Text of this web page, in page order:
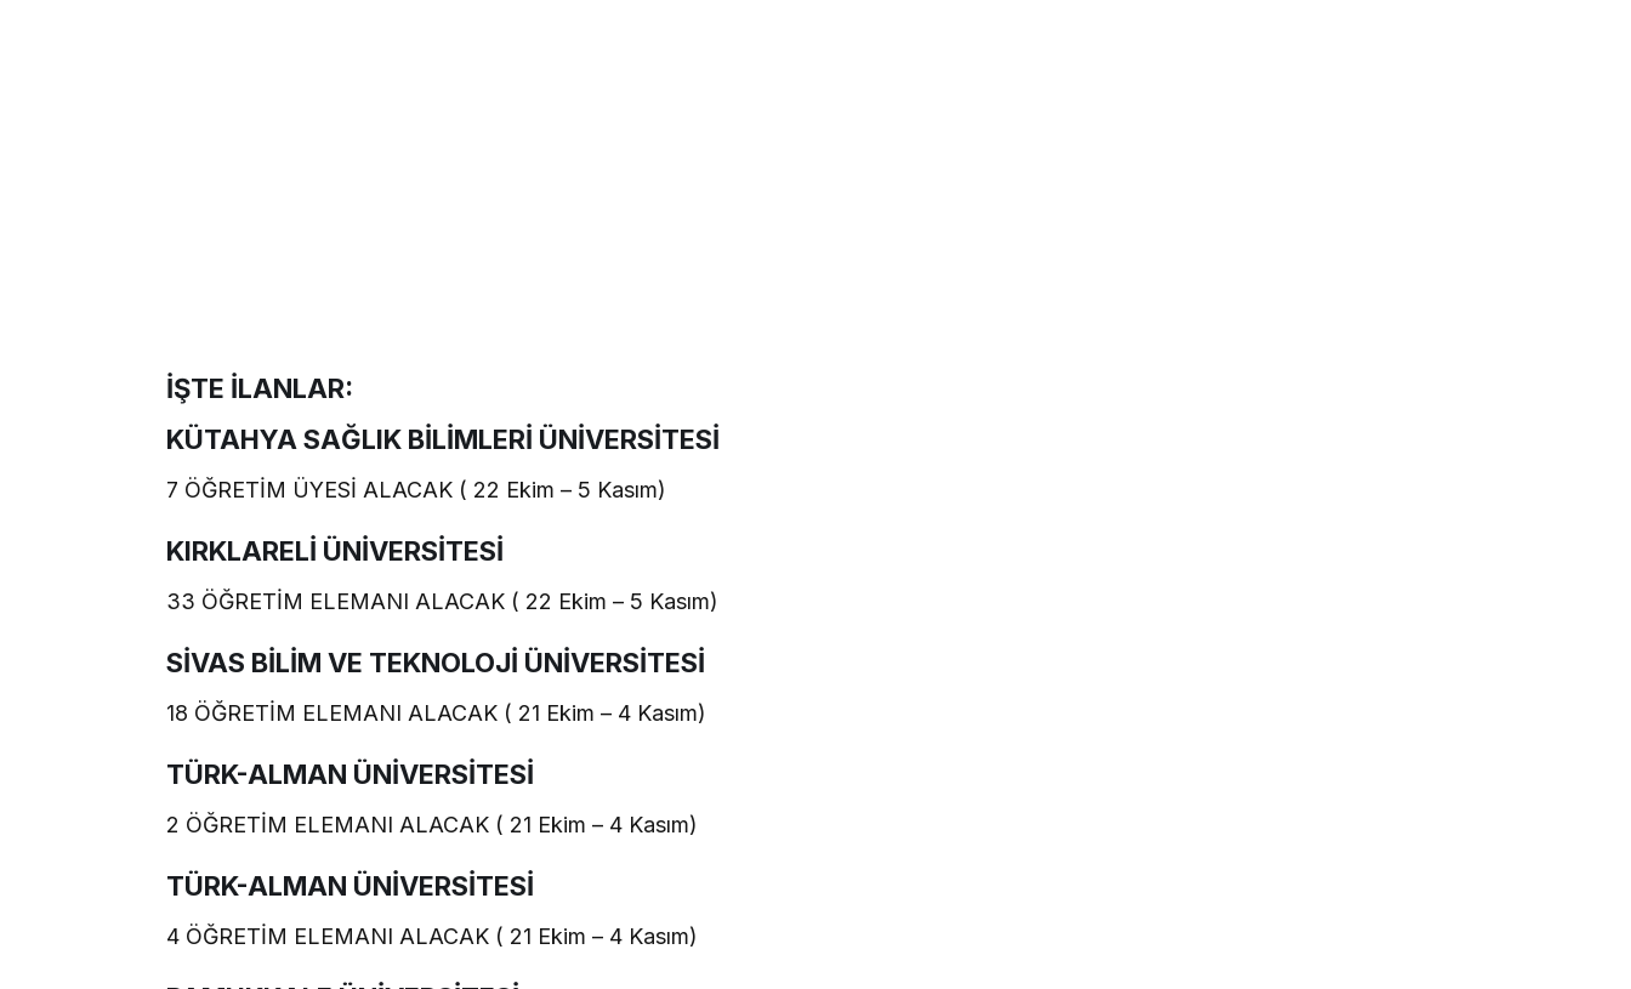
İŞTE İLANLAR:
KÜTAHYA SAĞLIK BİLİMLERİ ÜNİVERSİTESİ
7 ÖĞRETİM ÜYESİ ALACAK ( 22 Ekim – 5 Kasım)
KIRKLARELİ ÜNİVERSİTESİ
33 ÖĞRETİM ELEMANI ALACAK ( 22 Ekim – 5 Kasım)
SİVAS BİLİM VE TEKNOLOJİ ÜNİVERSİTESİ
18 ÖĞRETİM ELEMANI ALACAK ( 21 Ekim – 4 Kasım)
TÜRK-ALMAN ÜNİVERSİTESİ
2 ÖĞRETİM ELEMANI ALACAK ( 21 Ekim – 4 Kasım)
TÜRK-ALMAN ÜNİVERSİTESİ
4 ÖĞRETİM ELEMANI ALACAK ( 21 Ekim – 4 Kasım)